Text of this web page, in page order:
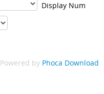
Display Num
Powered by Phoca Download